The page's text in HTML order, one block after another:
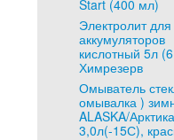
Start (400 мл)
Электролит для
аккумуляторов
кислотный 5л (6
Химрезерв
Омыватель
омывалка )
ALASKA/Арктика
3,0л(-15С),